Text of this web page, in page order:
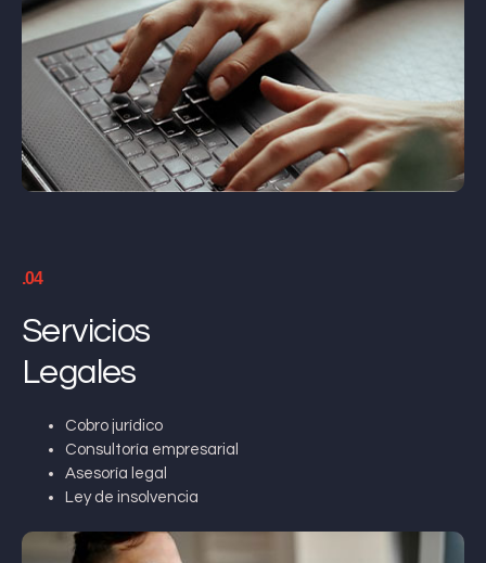
.04
Servicios
Legales
Cobro jurídico
Consultoría empresarial
Asesoría legal
Ley de insolvencia